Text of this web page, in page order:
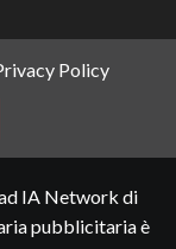
Policy
IA Network di
pubblicitaria è